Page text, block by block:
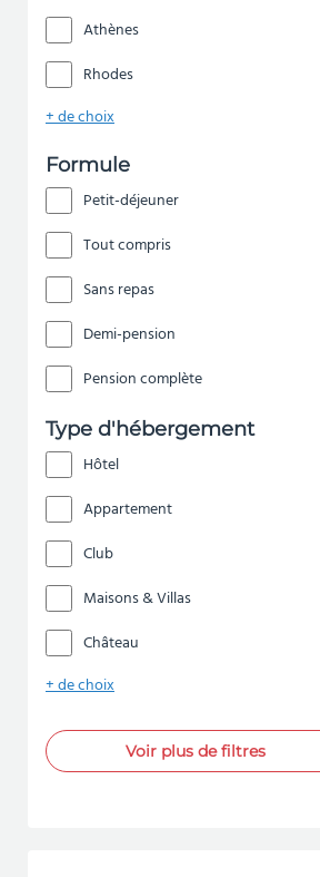
Athènes
Rhodes
+ de choix
Formule
Petit-déjeuner
Tout compris
Sans repas
Demi-pension
Pension complète
Type d'hébergement
Hôtel
Appartement
Club
Maisons & Villas
Château
+ de choix
Voir plus de filtres